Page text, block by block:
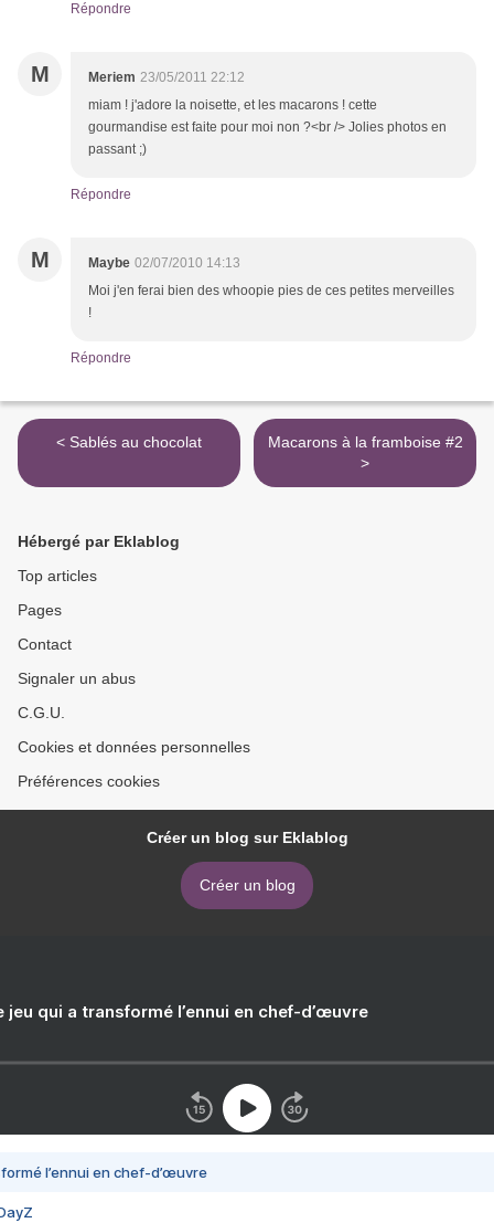
Répondre
M Meriem 23/05/2011 22:12
miam ! j'adore la noisette, et les macarons ! cette
gourmandise est faite pour moi non ?<br /> Jolies photos en
passant ;)
Répondre
M Maybe 02/07/2010 14:13
Moi j'en ferai bien des whoopie pies de ces petites merveilles
!
Répondre
< Sablés au chocolat
Macarons à la framboise #2
>
Hébergé par Eklablog
Top articles
Pages
Contact
Signaler un abus
C.G.U.
Cookies et données personnelles
Préférences cookies
Créer un blog sur Eklablog
Créer un blog
jeu qui a transformé l’ennui en chef-d’œuvre
l’ennui en chef-d’œuvre